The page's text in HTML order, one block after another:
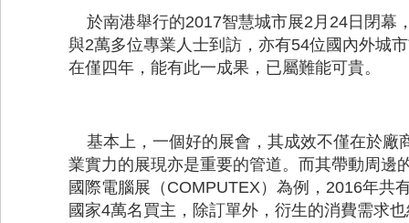
於南港舉行的2017智慧城市展2月24日閉幕
與2萬多位專業人士到訪，亦有54位國內外城
在僅四年，能有此一成果，已屬難能可貴。
基本上，一個好的展會，其成效不僅在於廠
業實力的展現亦是重要的管道。而其帶動周邊
國際電腦展（COMPUTEX）為例，2016年共
國家4萬名買主，除訂單外，衍生的消費需求